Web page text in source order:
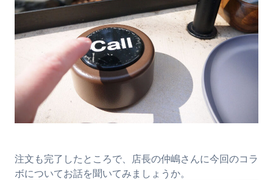
注文も完了したところで、店長の仲嶋さんに今回のコラ
ボについてお話を聞いてみましょうか。